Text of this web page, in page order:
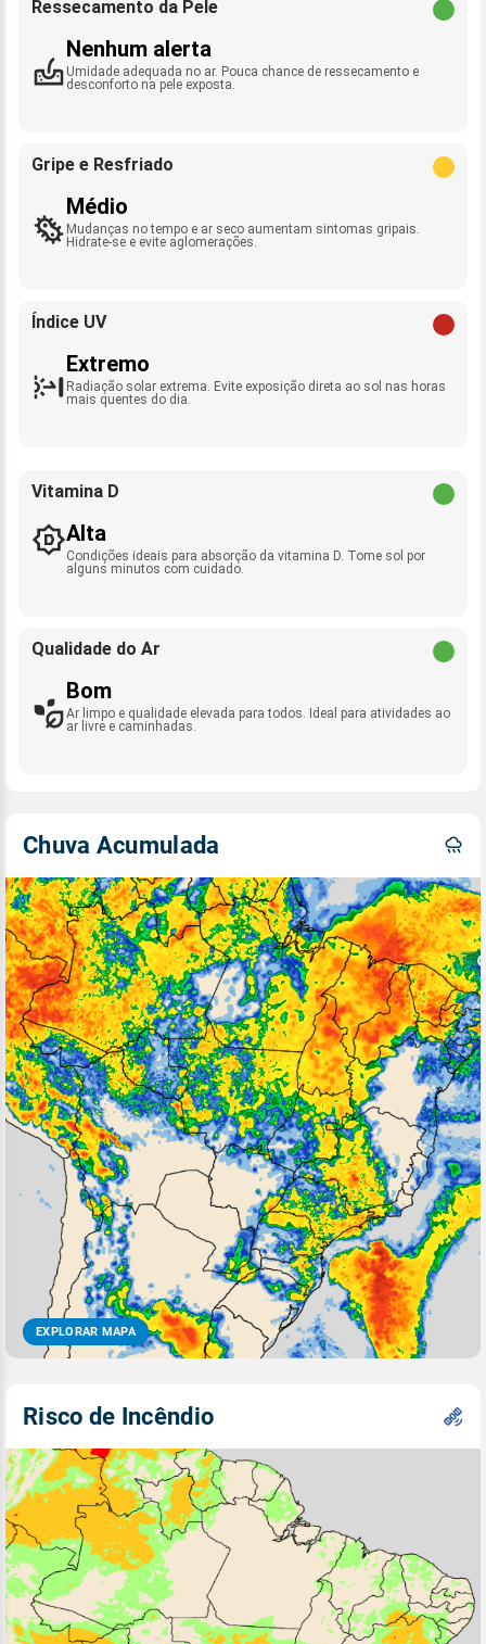
Ressecamento da Pele
Nenhum alerta
Umidade adequada no ar. Pouca chance de ressecamento e
desconforto na pele exposta.
Gripe e Resfriado
Médio
Mudanças no tempo e ar seco aumentam sintomas gripais.
Hidrate-se e evite aglomerações.
Índice UV
Extremo
Radiação solar extrema. Evite exposição direta ao sol nas horas
mais quentes do dia.
Vitamina D
Alta
Condições ideais para absorção da vitamina D. Tome sol por
alguns minutos com cuidado.
Qualidade do Ar
Bom
Ar limpo e qualidade elevada para todos. Ideal para atividades ao
ar livre e caminhadas.
Chuva Acumulada
EXPLORAR MAPA
Risco de Incêndio